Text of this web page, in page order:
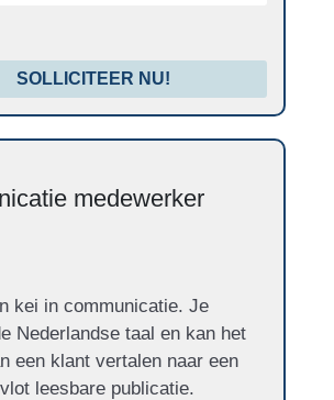
SOLLICITEER NU!
medewerker
kei in communicatie. Je
Nederlandse taal en kan het
een klant vertalen naar een
leesbare publicatie.